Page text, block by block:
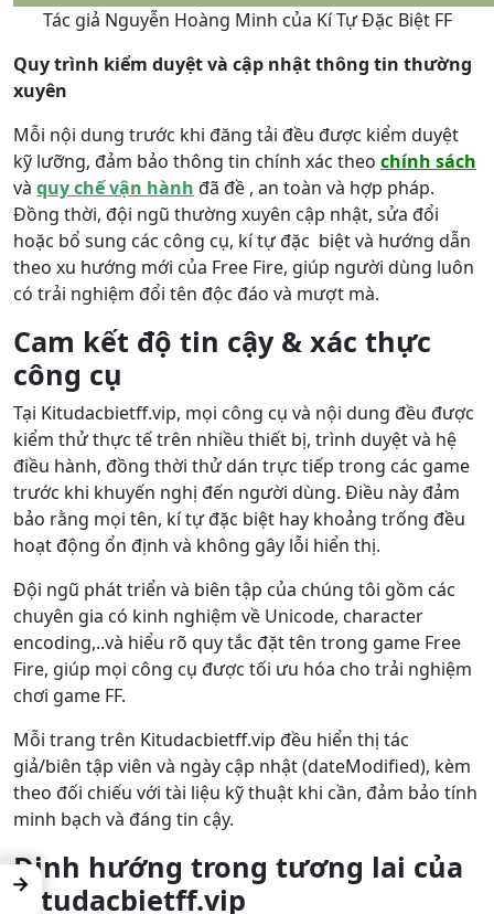
Tác giả Nguyễn Hoàng Minh của Kí Tự Đặc Biệt FF
Quy trình kiểm duyệt và cập nhật thông tin thường
xuyên
Mỗi nội dung trước khi đăng tải đều được kiểm duyệt
kỹ lưỡng, đảm bảo thông tin chính xác theo chính sách
và quy chế vận hành đã đề , an toàn và hợp pháp.
Đồng thời, đội ngũ thường xuyên cập nhật, sửa đổi
hoặc bổ sung các công cụ, kí tự đặc biệt và hướng dẫn
theo xu hướng mới của Free Fire, giúp người dùng luôn
có trải nghiệm đổi tên độc đáo và mượt mà.
Cam kết độ tin cậy & xác thực
công cụ
Tại Kitudacbietff.vip, mọi công cụ và nội dung đều được
kiểm thử thực tế trên nhiều thiết bị, trình duyệt và hệ
điều hành, đồng thời thử dán trực tiếp trong các game
trước khi khuyến nghị đến người dùng. Điều này đảm
bảo rằng mọi tên, kí tự đặc biệt hay khoảng trống đều
hoạt động ổn định và không gây lỗi hiển thị.
Đội ngũ phát triển và biên tập của chúng tôi gồm các
chuyên gia có kinh nghiệm về Unicode, character
encoding,..và hiểu rõ quy tắc đặt tên trong game Free
Fire, giúp mọi công cụ được tối ưu hóa cho trải nghiệm
chơi game FF.
Mỗi trang trên Kitudacbietff.vip đều hiển thị tác
giả/biên tập viên và ngày cập nhật (dateModified), kèm
theo đối chiếu với tài liệu kỹ thuật khi cần, đảm bảo tính
minh bạch và đáng tin cậy.
Định hướng trong tương lai của
Kitudacbietff.vip
→